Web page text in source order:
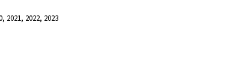
2021, 2022, 2023